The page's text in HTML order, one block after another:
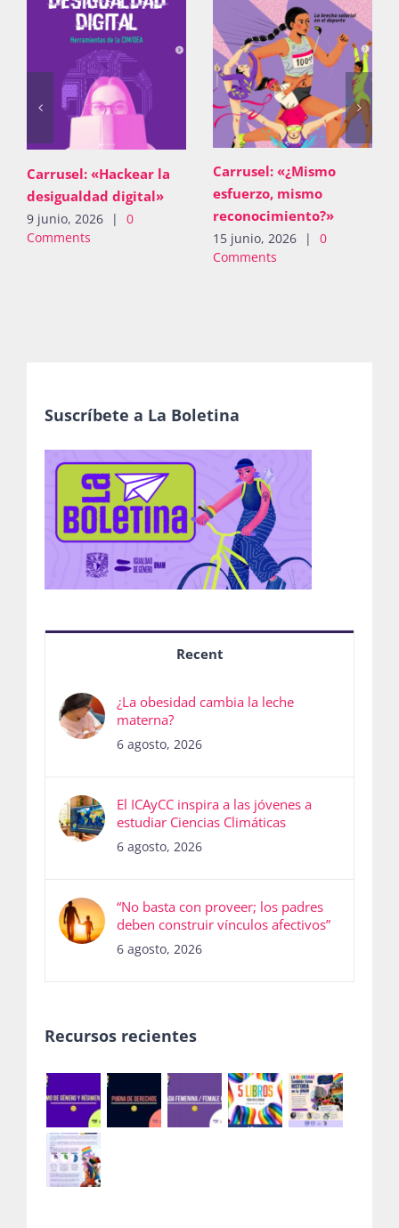
Carrusel: «Hackear la
desigualdad digital»
9 junio, 2026 |
0
Comments
Carrusel: «¿Mismo
esfuerzo, mismo
reconocimiento?»
15 junio, 2026 |
0
Comments
Suscríbete a La Boletina
Recent
¿La obesidad cambia la leche
materna?
6 agosto, 2026
El ICAyCC inspira a las jóvenes a
estudiar Ciencias Climáticas
6 agosto, 2026
“No basta con proveer; los padres
deben construir vínculos afectivos”
6 agosto, 2026
Recursos recientes